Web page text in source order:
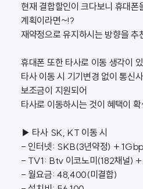
현재 결합할인이 크다보니 휴대폰
계획이라면~!?
재약정으로 유지하시는 방향을 추
휴대폰 또한 타사로 이동 생각이
타사 이동 시 기기변경 없이 통신
보조금이 지원되어
타사로 이동하시는 것이 혜택이
▶ 타사 SK, KT 이동 시
- 인터넷: SKB(3년약정) +
- TV1: Btv 이코노미(182채널) +
- 월요금: 48,400(미결합)